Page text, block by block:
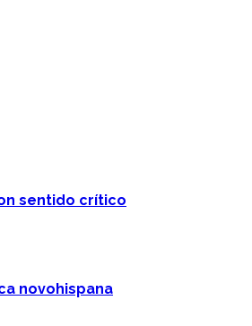
sentido crítico
novohispana